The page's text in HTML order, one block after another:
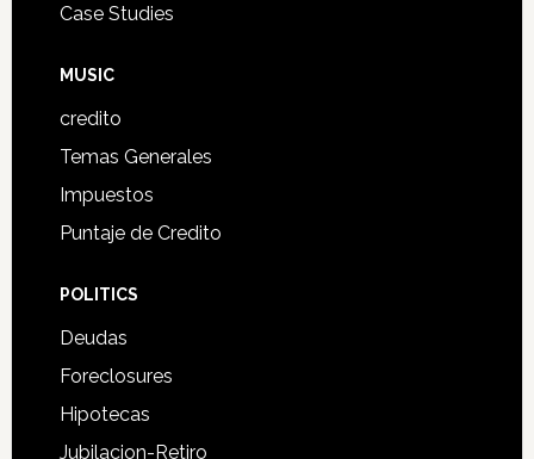
Case Studies
MUSIC
credito
Temas Generales
Impuestos
Puntaje de Credito
POLITICS
Deudas
Foreclosures
Hipotecas
Jubilacion-Retiro